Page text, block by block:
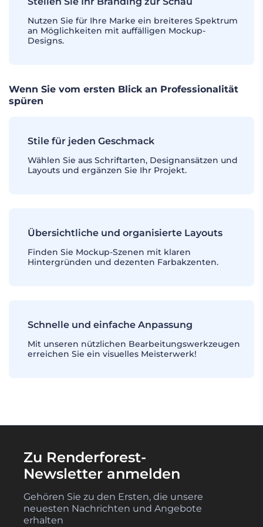
Nutzen Sie für Ihre Marke ein breiteres Spektrum
an Möglichkeiten mit auffälligen Mockup-
Designs.
Wenn Sie vom ersten Blick an Professionalität
spüren
Stile für jeden Geschmack
Wählen Sie aus Schriftarten, Designansätzen und
Layouts und ergänzen Sie Ihr Projekt.
Übersichtliche und organisierte Layouts
Finden Sie Mockup-Szenen mit klaren
Hintergründen und dezenten Farbakzenten.
Schnelle und einfache Anpassung
Mit unseren nützlichen Bearbeitungswerkzeugen
erreichen Sie ein visuelles Meisterwerk!
Zu Renderforest-
Newsletter anmelden
Gehören Sie zu den Ersten, die unsere
neuesten Nachrichten und Angebote
erhalten